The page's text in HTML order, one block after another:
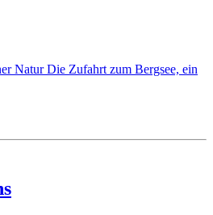
Natur Die Zufahrt zum Bergsee, ein